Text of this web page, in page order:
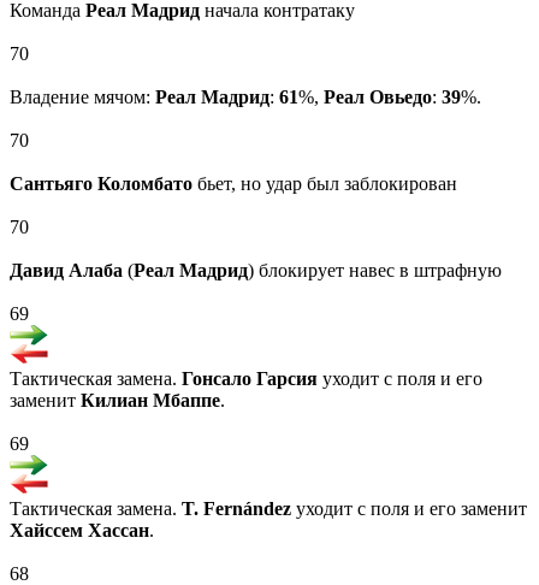
Команда Реал Мадрид начала контратаку
70
Владение мячом: Реал Мадрид: 61%, Реал Овьедо: 39%.
70
Сантьяго Коломбато бьет, но удар был заблокирован
70
Давид Алаба (Реал Мадрид) блокирует навес в штрафную
69
Тактическая замена. Гонсало Гарсия уходит с поля и его
заменит Килиан Мбаппе.
69
Тактическая замена. T. Fernández уходит с поля и его заменит
Хайссем Хассан.
68